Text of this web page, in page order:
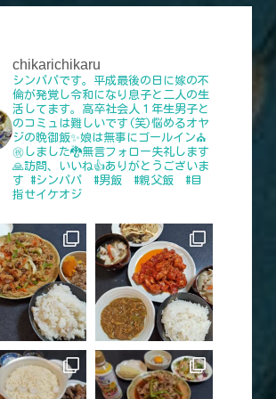
chikarichikaru
シンパパです。平成最後の日に嫁の不
倫が発覚し令和になり息子と二人の生
活してます。高卒社会人１年生男子と
のコミュは難しいです(笑)悩めるオヤ
ジの晩御飯✨娘は無事にゴールイン⛪
㊗️しました🐉無言フォロー失礼します
🙏訪問、いいね👍️ありがとうございま
す #シンパパ #男飯 #親父飯 #目
指せイケオジ